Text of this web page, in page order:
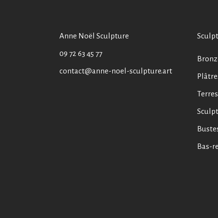
Anne Noël Sculpture
09 72 63 45 77
contact@anne-noel-sculpture.art
Bas-